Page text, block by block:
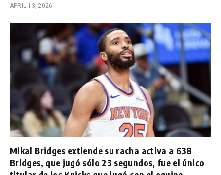
APRIL 13, 2026
Mikal Bridges extiende su racha activa a 638
Bridges, que jugó sólo 23 segundos, fue el único